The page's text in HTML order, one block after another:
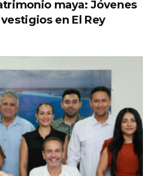
maya: Jóvenes
en El Rey